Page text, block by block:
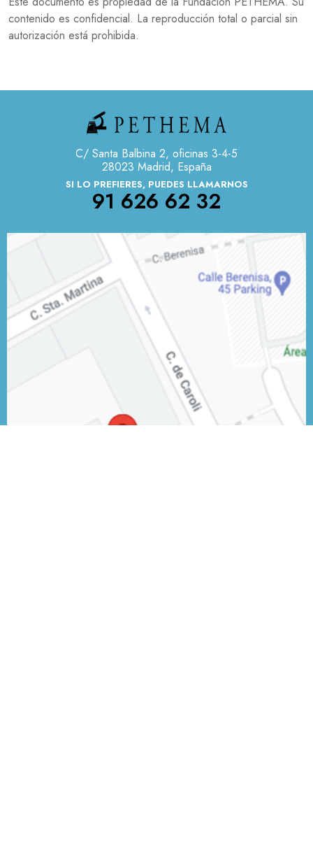
contenido es confidencial. La reproducción total o parcial sin
autorización está prohibida.
C/ Santa Balbina 2, oficinas 3-4-5
28023 Madrid, España
SI LO PREFIERES, PUEDES LLAMARNOS
91 626 62 32